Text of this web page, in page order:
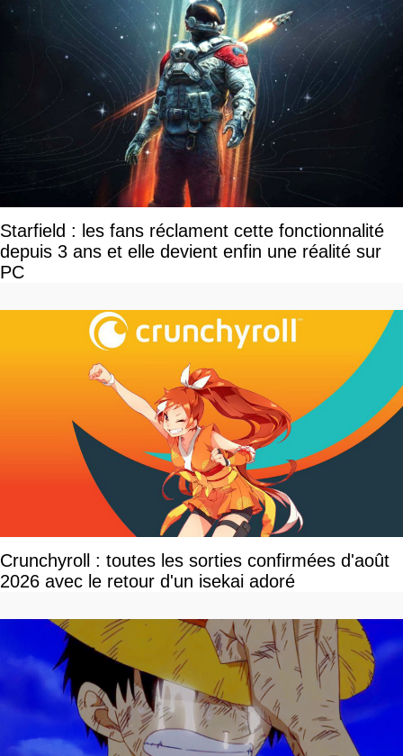
Starfield : les fans réclament cette fonctionnalité
depuis 3 ans et elle devient enfin une réalité sur
PC
Crunchyroll : toutes les sorties confirmées d'août
2026 avec le retour d'un isekai adoré